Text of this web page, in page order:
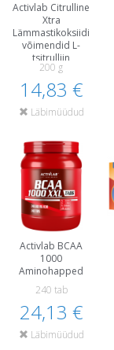
Activlab Citrulline
Xtra
Lämmastikoksiidi
võimendid L-
tsitrulliin
Aminohapped
Enne treeningut ja
energiat
200 g
14,83 €
Läbimüüdud
Activlab BCAA
1000
Aminohapped
240 tab
24,13 €
Läbimüüdud